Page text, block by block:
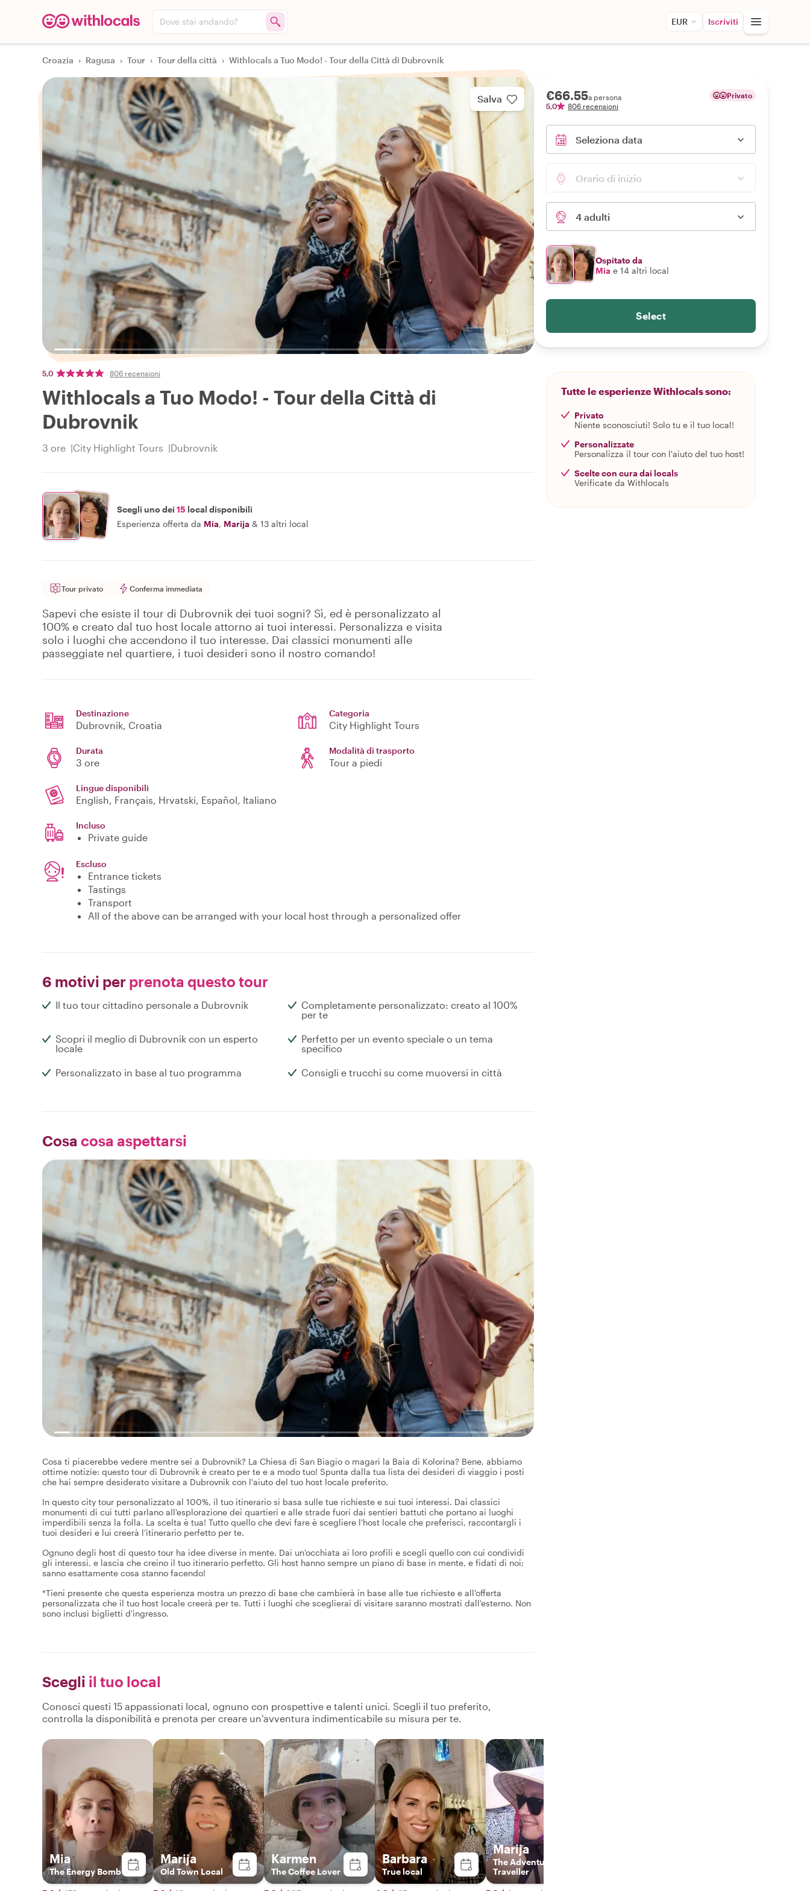
Dove stai andando? EUR Iscriviti
Croazia › Ragusa › Tour › Tour della città › Withlocals a Tuo Modo! - Tour della Città di Dubrovnik
Salva
5,0 806 recensioni
Withlocals a Tuo Modo! - Tour della Città di
Dubrovnik
3 ore City Highlight Tours Dubrovnik
Scegli uno dei 15 local disponibili
Esperienza offerta da Mia, Marija & 13 altri local
Tour privato Conferma immediata
Sapevi che esiste il tour di Dubrovnik dei tuoi sogni? Sì, ed è personalizzato al
100% e creato dal tuo host locale attorno ai tuoi interessi. Personalizza e visita
solo i luoghi che accendono il tuo interesse. Dai classici monumenti alle
passeggiate nel quartiere, i tuoi desideri sono il nostro comando!
Destinazione
Dubrovnik, Croatia
Categoria
City Highlight Tours
Durata
3 ore
Modalità di trasporto
Tour a piedi
Lingue disponibili
English, Français, Hrvatski, Español, Italiano
Incluso
Private guide
Escluso
Entrance tickets
Tastings
Transport
All of the above can be arranged with your local host through a personalized offer
6 motivi per prenota questo tour
Il tuo tour cittadino personale a Dubrovnik
Completamente personalizzato: creato al 100%
per te
Scopri il meglio di Dubrovnik con un esperto
locale
Perfetto per un evento speciale o un tema
specifico
Personalizzato in base al tuo programma Consigli e trucchi su come muoversi in città
Cosa cosa aspettarsi
Cosa ti piacerebbe vedere mentre sei a Dubrovnik? La Chiesa di San Biagio o magari la Baia di Kolorina? Bene, abbiamo
ottime notizie: questo tour di Dubrovnik è creato per te e a modo tuo! Spunta dalla tua lista dei desideri di viaggio i posti
che hai sempre desiderato visitare a Dubrovnik con l'aiuto del tuo host locale preferito.
In questo city tour personalizzato al 100%, il tuo itinerario si basa sulle tue richieste e sui tuoi interessi. Dai classici
monumenti di cui tutti parlano all'esplorazione dei quartieri e alle strade fuori dai sentieri battuti che portano ai luoghi
imperdibili senza la folla. La scelta è tua! Tutto quello che devi fare è scegliere l'host locale che preferisci, raccontargli i
tuoi desideri e lui creerà l'itinerario perfetto per te.
Ognuno degli host di questo tour ha idee diverse in mente. Dai un'occhiata ai loro profili e scegli quello con cui condividi
gli interessi, e lascia che creino il tuo itinerario perfetto. Gli host hanno sempre un piano di base in mente, e fidati di noi;
sanno esattamente cosa stanno facendo!
*Tieni presente che questa esperienza mostra un prezzo di base che cambierà in base alle tue richieste e all'offerta
personalizzata che il tuo host locale creerà per te. Tutti i luoghi che sceglierai di visitare saranno mostrati dall'esterno. Non
sono inclusi biglietti d'ingresso.
Scegli il tuo local
Conosci questi 15 appassionati local, ognuno con prospettive e talenti unici. Scegli il tuo preferito,
controlla la disponibilità e prenota per creare un'avventura indimenticabile su misura per te.
Mia
The Energy Bomb
Marija
Old Town Local
Karmen
The Coffee Lover
Barbara
True local
Marija
The Adventurous
Traveller
€66.55a persona
5,0
806 recensioni
Privato
Seleziona data
Orario di inizio
4 adulti
Ospitato da
Mia e 14 altri local
Select
Tutte le esperienze Withlocals sono:
Privato
Niente sconosciuti! Solo tu e il tuo local!
Personalizzate
Personalizza il tour con l'aiuto del tuo host!
Scelte con cura dai locals
Verificate da Withlocals